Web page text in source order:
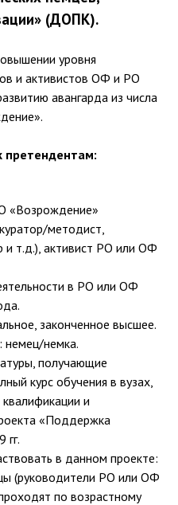
(ДОПК).
уровня
и активистов ОФ и РО
авангарда из числа
претендентам:
«Возрождение»
методист,
и т.д.), активист РО или ОФ
в РО или ОФ
законченное высшее.
немец/немка.
получающие
курс обучения в вузах,
и
«Поддержка
гг.
в данном проекте:
(руководители РО или ОФ
по возрастному